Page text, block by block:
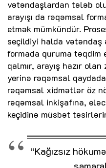
vətəndaşlardan tələb
arayışı da rəqəmsal
etmək mümkündür.
seçildiyi halda vətəndaş
formada quruma təqdim
qalmır, arayış hazır
yerinə rəqəmsal
rəqəmsal xidmətlər öz
rəqəmsal inkişafına,
keçidinə müsbət
“Kağızsız